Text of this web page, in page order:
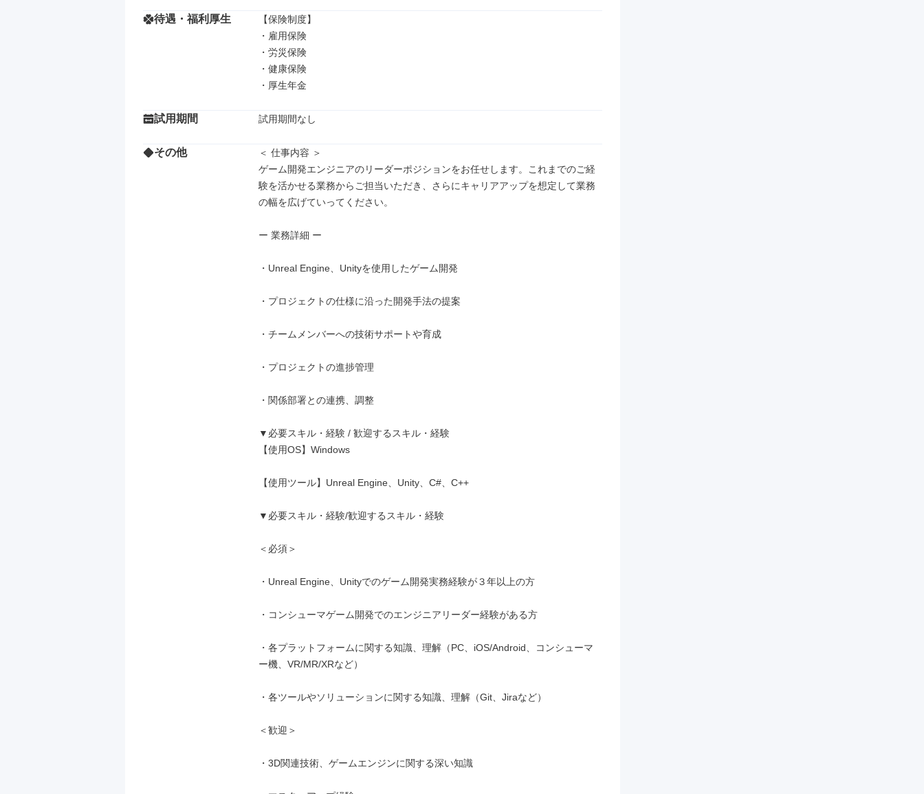
待遇・福利厚生
【保険制度】
・雇用保険
・労災保険
・健康保険
・厚生年金
試用期間 試用期間なし
その他
＜ 仕事内容 ＞
ゲーム開発エンジニアのリーダーポジションをお任せします。これまでのご経
験を活かせる業務からご担当いただき、さらにキャリアアップを想定して業務
の幅を広げていってください。
ー 業務詳細 ー
・Unreal Engine、Unityを使用したゲーム開発
・プロジェクトの仕様に沿った開発手法の提案
・チームメンバーへの技術サポートや育成
・プロジェクトの進捗管理
・関係部署との連携、調整
▼必要スキル・経験 / 歓迎するスキル・経験
【使用OS】Windows
【使用ツール】Unreal Engine、Unity、C#、C++
▼必要スキル・経験/歓迎するスキル・経験
＜必須＞
・Unreal Engine、Unityでのゲーム開発実務経験が３年以上の方
・コンシューマゲーム開発でのエンジニアリーダー経験がある方
・各プラットフォームに関する知識、理解（PC、iOS/Android、コンシューマ
ー機、VR/MR/XRなど）
・各ツールやソリューションに関する知識、理解（Git、Jiraなど）
＜歓迎＞
・3D関連技術、ゲームエンジンに関する深い知識